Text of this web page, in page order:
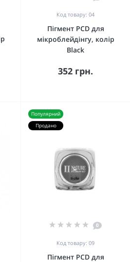
Код товару: 04
Пігмент PCD для
мікроблейдінгу, колір
Black
352 грн.
Популярний
Продано
0
Код товару: 09
Пігмент PCD для